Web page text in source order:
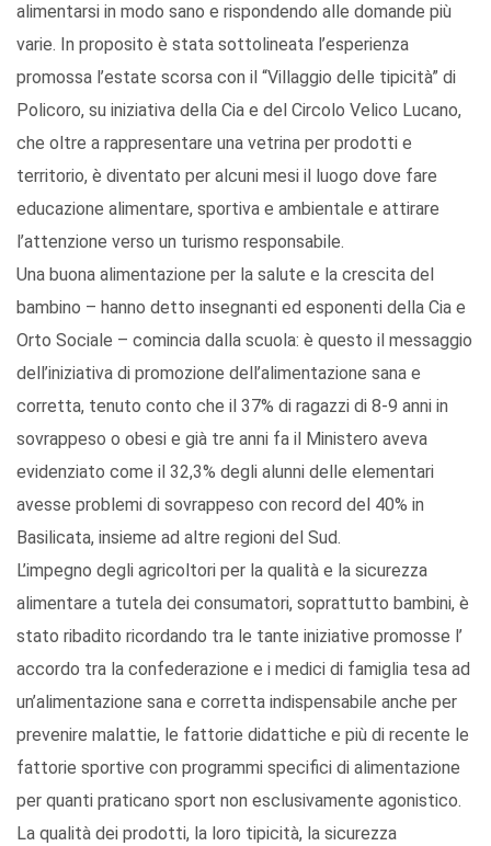
alimentarsi in modo sano e rispondendo alle domande più
varie. In proposito è stata sottolineata l’esperienza
promossa l’estate scorsa con il “Villaggio delle tipicità” di
Policoro, su iniziativa della Cia e del Circolo Velico Lucano,
che oltre a rappresentare una vetrina per prodotti e
territorio, è diventato per alcuni mesi il luogo dove fare
educazione alimentare, sportiva e ambientale e attirare
l’attenzione verso un turismo responsabile.
Una buona alimentazione per la salute e la crescita del
bambino – hanno detto insegnanti ed esponenti della Cia e
Orto Sociale – comincia dalla scuola: è questo il messaggio
dell’iniziativa di promozione dell’alimentazione sana e
corretta, tenuto conto che il 37% di ragazzi di 8-9 anni in
sovrappeso o obesi e già tre anni fa il Ministero aveva
evidenziato come il 32,3% degli alunni delle elementari
avesse problemi di sovrappeso con record del 40% in
Basilicata, insieme ad altre regioni del Sud.
L’impegno degli agricoltori per la qualità e la sicurezza
alimentare a tutela dei consumatori, soprattutto bambini, è
stato ribadito ricordando tra le tante iniziative promosse l’
accordo tra la confederazione e i medici di famiglia tesa ad
un’alimentazione sana e corretta indispensabile anche per
prevenire malattie, le fattorie didattiche e più di recente le
fattorie sportive con programmi specifici di alimentazione
per quanti praticano sport non esclusivamente agonistico.
La qualità dei prodotti, la loro tipicità, la sicurezza